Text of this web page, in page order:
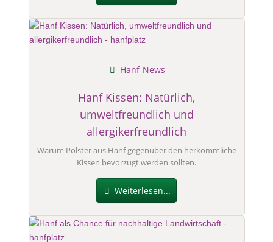
Hanf Kissen: Natürlich,
umweltfreundlich und
allergikerfreundlich
Hanf-News
Warum Polster aus Hanf gegenüber den herkömmliche
Kissen bevorzugt werden sollten.
Weiterlesen...